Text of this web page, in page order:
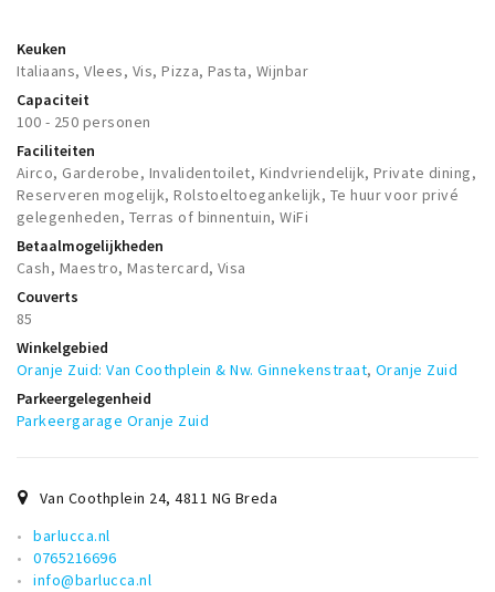
Keuken
Italiaans, Vlees, Vis, Pizza, Pasta, Wijnbar
Capaciteit
100 - 250 personen
Faciliteiten
Airco, Garderobe, Invalidentoilet, Kindvriendelijk, Private dining,
Reserveren mogelijk, Rolstoeltoegankelijk, Te huur voor privé
gelegenheden, Terras of binnentuin, WiFi
Betaalmogelijkheden
Cash, Maestro, Mastercard, Visa
Couverts
85
Winkelgebied
Oranje Zuid: Van Coothplein & Nw. Ginnekenstraat,Oranje Zuid
Parkeergelegenheid
Parkeergarage Oranje Zuid
Van Coothplein 24,4811 NG Breda
barlucca.nl
0765216696
info@barlucca.nl